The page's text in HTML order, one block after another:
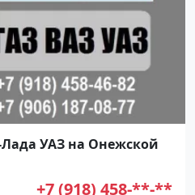
Лада УАЗ на Онежской
+7 (918) 458-**-**